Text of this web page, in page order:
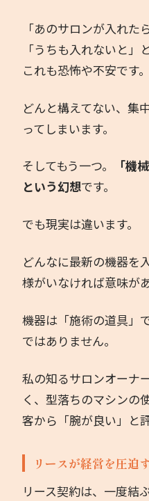
「あのサロンが入れた
「うちも入れないと」
これも恐怖や不安です。
どんと構えてない、集
ってしまいます。
そしてもう一つ。
「機
という幻想です。
でも現実は違います。
どんなに最新の機器を
様がいなければ意味が
機器は「施術の道具」
ではありません。
私の知るサロンオーナ
く、型落ちのマシンの
客から「腕が良い」と
リースが経営を圧迫
リース契約は、一度結